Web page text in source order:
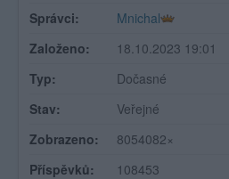
Správci:
Mnichal
Založeno:
18.10.2023 19:01
Typ:
Dočasné
Stav:
Veřejné
Zobrazeno:
8054082×
Příspěvků:
108453